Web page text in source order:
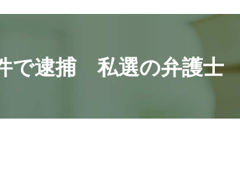
で逮捕 私選の弁護士